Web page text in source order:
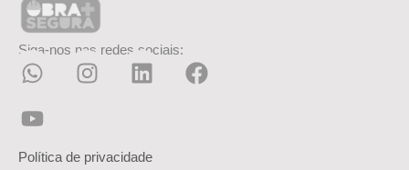
Siga-nos nas redes sociais:
Política de privacidade